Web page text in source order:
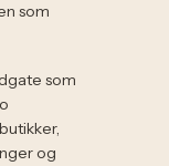
som
som
og